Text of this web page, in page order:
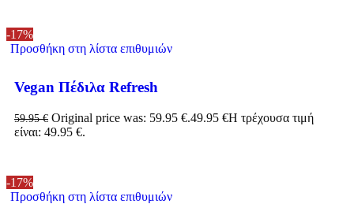
-17%
Προσθήκη στη λίστα επιθυμιών
Vegan Πέδιλα Refresh
59.95€ Original price was: 59.95 €.49.95 €Η τρέχουσα τιμή
είναι: 49.95 €.
-17%
Προσθήκη στη λίστα επιθυμιών